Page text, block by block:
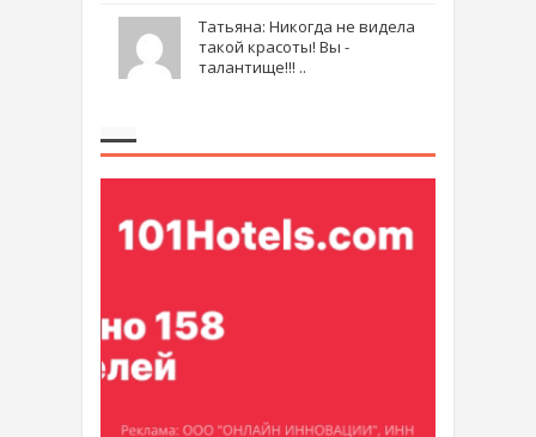
Татьяна: Никогда не видела
такой красоты! Вы -
талантище!!! ..